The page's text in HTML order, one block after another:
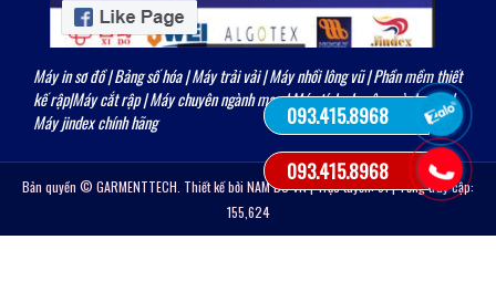
093.415.8968
093.415.8968
Máy in sơ đồ|Bảng số hóa|Máy trải vải| Máy nhồi lông vũ | Phần mềm thiết
kế rập|Máy cắt rập|Máy chuyên ngành may|Máy tính chuyên ngành may|
Máy jindex chính hãng
Bản quyền © GARMENTTECH. Thiết kế bởi NAM BO VN| Trực tuyến: 51 | Tổng truy cập:
155,624